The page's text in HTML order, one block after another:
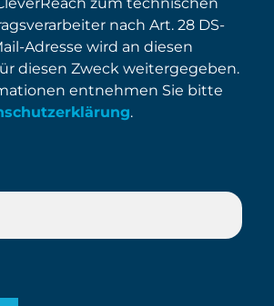
nach Art. 28 DS-
Adresse wird an diesen
diesen Zweck weitergegeben.
entnehmen Sie bitte
.